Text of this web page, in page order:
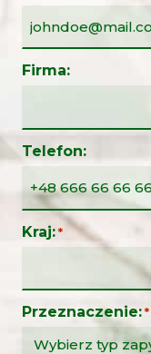
Firma:
Telefon:
Kraj: *
Przeznaczenie: *